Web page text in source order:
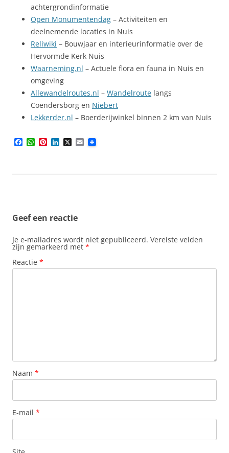
achtergrondinformatie
Open Monumentendag – Activiteiten en
deelnemende locaties in Nuis
Reliwiki – Bouwjaar en interieurinformatie over de
Hervormde Kerk Nuis
Waarneming.nl – Actuele flora en fauna in Nuis en
omgeving
Allewandelroutes.nl – Wandelroute langs
Coendersborg en Niebert
Lekkerder.nl – Boerderijwinkel binnen 2 km van Nuis
W P X E
m
Geef een reactie
Je e-mailadres wordt niet gepubliceerd. Vereiste velden
zijn gemarkeerd met *
Reactie *
Naam *
E-mail *